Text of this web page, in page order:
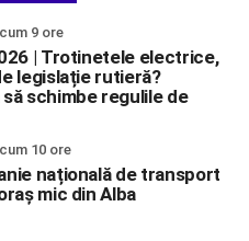
9 ore
| Trotinetele electrice,
legislație rutieră?
schimbe regulile de
10 ore
națională de transport
mic din Alba